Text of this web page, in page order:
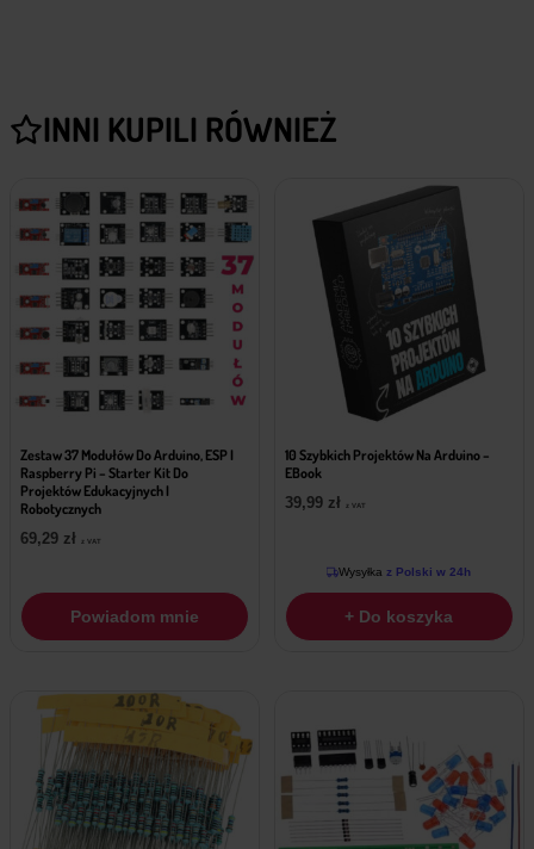
INNI KUPILI RÓWNIEŻ
Zestaw 37 Modułów Do Arduino, ESP I
Raspberry Pi – Starter Kit Do
Projektów Edukacyjnych I
Robotycznych
69,29 zł z VAT
Powiadom mnie
10 Szybkich Projektów Na Arduino –
EBook
39,99 zł z VAT
Wysyłka z Polski w 24h
+ Do koszyka